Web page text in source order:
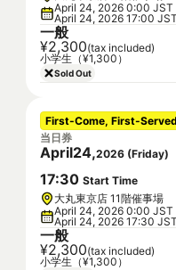
April 24, 2026 0:00 JST
April 24, 2026 17:00
一般
¥2,300(tax included)
小学生（¥1,300）
Sold Out
First-Come, First-
当日券
April24,2026 (Friday)
17:30 Start Time
大丸東京店 11階催事場
April 24, 2026 0:00 JST
April 24, 2026 17:30
一般
¥2,300(tax included)
小学生（¥1,300）